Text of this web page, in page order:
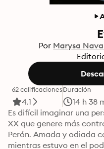
Por Marysa
62 calificaciones
4.1
Duración
14 h 38
Es difícil imaginar una
XX que genere más
Perón. Amada y odiada
mientras estuvo en el